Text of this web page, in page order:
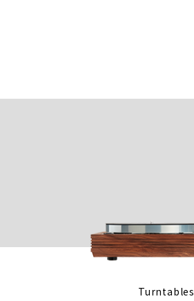
Turntables